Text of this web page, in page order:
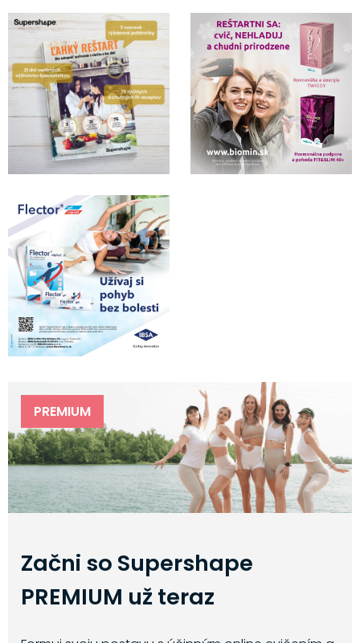
PREMIUM
Začni so Supershape
PREMIUM už teraz